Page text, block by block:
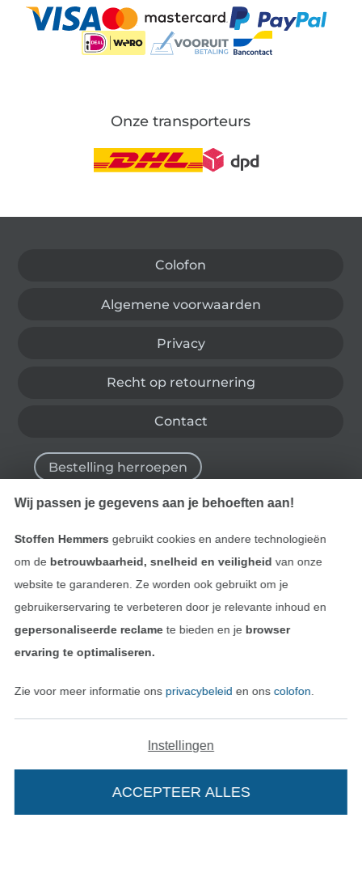
Onze transporteurs
Colofon
Algemene voorwaarden
Privacy
Recht op retournering
Contact
Bestelling herroepen
Vind meer inspiratie
Deutsch
Nederlands
Wissel naar de
Wij passen je gegevens aan je behoeften aan!
Stoffen Hemmers gebruikt cookies en andere technologieën
om de betrouwbaarheid, snelheid en veiligheid van onze
website te garanderen. Ze worden ook gebruikt om je
gebruikerservaring te verbeteren door je relevante inhoud en
gepersonaliseerde reclamete bieden en je browser
ervaring te optimaliseren.
Zie voor meer informatie ons privacybeleid en ons colofon
Instellingen
ACCEPTEER ALLES